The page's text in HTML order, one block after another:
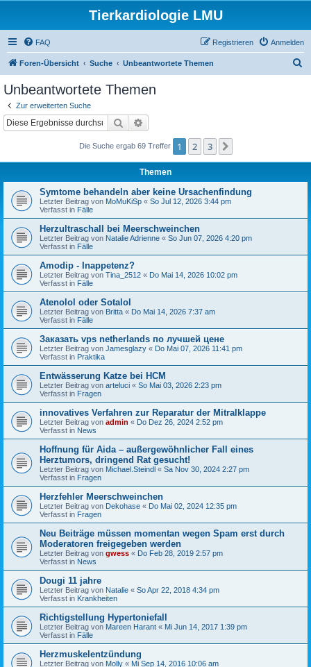
Tierkardiologie LMU
FAQ Anmelden
Registrieren
Foren-Übersicht Suche Unbeantwortete Themen
Unbeantwortete Themen
Zur erweiterten Suche
Suche
Die Suche ergab 69 Treffer 1 2 3
Themen
Symtome behandeln aber keine Ursachenfindung
Letzter Beitrag von MoMuKiSp « So Jul 12, 2026 3:44 pm
Verfasst in Fälle
Herzultraschall bei Meerschweinchen
Letzter Beitrag von Natalie Adrienne « So Jun 07, 2026 4:20 pm
Verfasst in Fälle
Amodip - Inappetenz?
Letzter Beitrag von Tina_2512 « Do Mai 14, 2026 10:02 pm
Verfasst in Fälle
Atenolol oder Sotalol
Letzter Beitrag von Britta « Do Mai 14, 2026 7:37 am
Verfasst in Fälle
Заказать vps netherlands по лучшей цене
Letzter Beitrag von Jamesglazy « Do Mai 07, 2026 11:41 pm
Verfasst in Praktika
Entwässerung Katze bei HCM
Letzter Beitrag von arteluci « So Mai 03, 2026 2:23 pm
Verfasst in Fragen
innovatives Verfahren zur Reparatur der Mitralklappe
Letzter Beitrag von admin « Do Dez 26, 2024 2:52 pm
Verfasst in News
Hoffnung für Aida – außergewöhnlicher Fall eines
Herztumors, dringend Rat gesucht!
Letzter Beitrag von Michael.Steindl « Sa Nov 30, 2024 2:27 pm
Verfasst in Fragen
Herzfehler Meerschweinchen
Letzter Beitrag von Dekohase « Do Mai 02, 2024 12:35 pm
Verfasst in Fragen
Neu Beiträge müssen momentan wegen Spam erst durch
Moderatoren freigegeben werden
Letzter Beitrag von gwess « Do Feb 28, 2019 2:57 pm
Verfasst in News
Dougi 11 jahre
Letzter Beitrag von Natalie « So Apr 22, 2018 4:34 pm
Verfasst in Krankheiten
Richtigstellung Hypertoniefall
Letzter Beitrag von Mareen Harant « Mi Jun 14, 2017 1:39 pm
Verfasst in Fälle
Herzmuskelentzündung
Letzter Beitrag von Molly « Mi Sep 14, 2016 10:06 am